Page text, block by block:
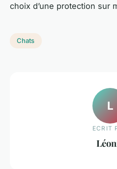
choix d’une protection sur
Chats
L
ECRIT